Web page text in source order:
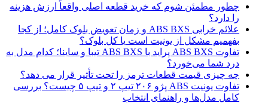
چطور مطمئن شوم که خرید قطعه اصلی واقعاً ارزش هزینه
را دارد؟
علائم خرابی ABS BXS و زمان تعویض بلوک کامل؛ از کجا
بفهمیم مشکل از یونیت است یا کل بلوک؟
تفاوت ABS BXS پراید با ABS BXS تیبا و ساینا؛ کدام مدل به
درد شما می‌خورد؟
چه چیزی قیمت قطعات ترمز را تحت تأثیر قرار می دهد؟
تفاوت یونیت ABS پژو ۲۰۶ تیپ ۲ و تیپ ۵ چیست؟ بررسی
کامل مدل‌ها و راهنمای انتخاب